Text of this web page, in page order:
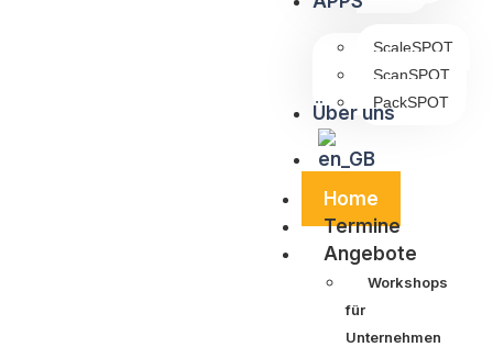
ScaleSPOT
ScanSPOT
PackSPOT
Über uns
Home
Termine
Angebote
Workshops
für
Unternehmen